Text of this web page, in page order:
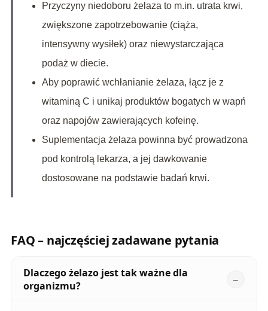
Przyczyny niedoboru żelaza to m.in. utrata krwi,
zwiększone zapotrzebowanie (ciąża,
intensywny wysiłek) oraz niewystarczająca
podaż w diecie.
Aby poprawić wchłanianie żelaza, łącz je z
witaminą C i unikaj produktów bogatych w wapń
oraz napojów zawierających kofeinę.
Suplementacja żelaza powinna być prowadzona
pod kontrolą lekarza, a jej dawkowanie
dostosowane na podstawie badań krwi.
FAQ – najczęściej zadawane pytania
Dlaczego żelazo jest tak ważne dla
organizmu?